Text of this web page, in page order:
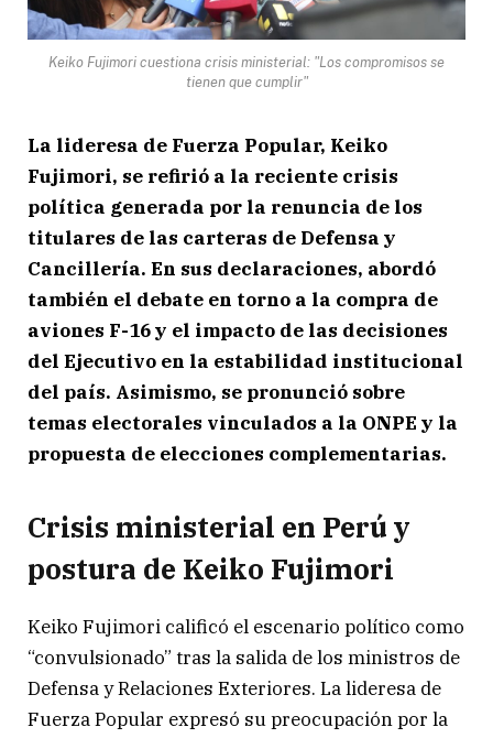
Keiko Fujimori cuestiona crisis ministerial: "Los compromisos se
tienen que cumplir"
La lideresa de Fuerza Popular, Keiko
Fujimori, se refirió a la reciente crisis
política generada por la renuncia de los
titulares de las carteras de Defensa y
Cancillería. En sus declaraciones, abordó
también el debate en torno a la compra de
aviones F-16 y el impacto de las decisiones
del Ejecutivo en la estabilidad institucional
del país. Asimismo, se pronunció sobre
temas electorales vinculados a la ONPE y la
propuesta de elecciones complementarias.
Crisis ministerial en Perú y
postura de Keiko Fujimori
Keiko Fujimori calificó el escenario político como
“convulsionado” tras la salida de los ministros de
Defensa y Relaciones Exteriores. La lideresa de
Fuerza Popular expresó su preocupación por la